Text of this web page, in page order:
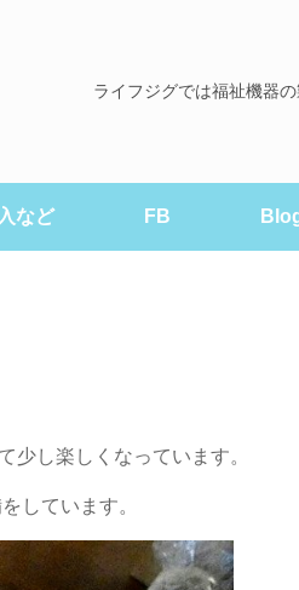
ライフジグでは福祉機器
など FB
少し楽しくなっています。
しています。